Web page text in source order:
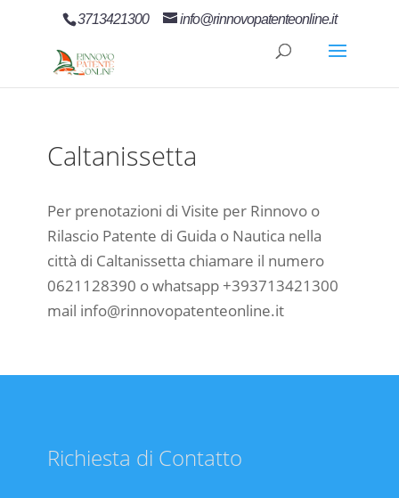
3713421300 info@rinnovopatenteonline.it
Caltanissetta
Per prenotazioni di Visite per Rinnovo o
Rilascio Patente di Guida o Nautica nella
città di Caltanissetta chiamare il numero
0621128390 o whatsapp +393713421300
mail info@rinnovopatenteonline.it
Richiesta di Contatto